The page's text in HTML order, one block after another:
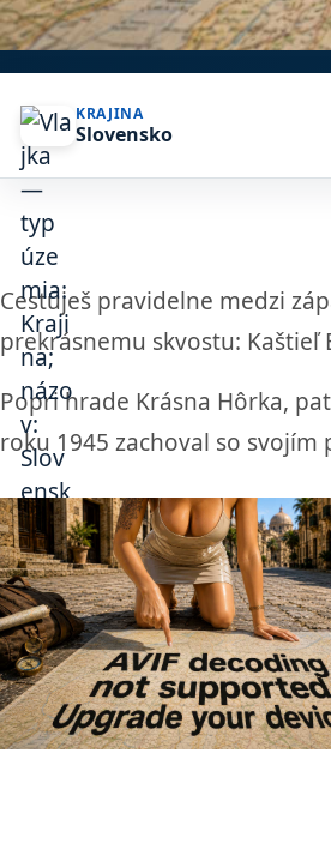
KRAJINA
Slovensko
Cestuješ pravidelne medzi
prekrásnemu skvostu: Kaštieľ
Popri hrade Krásna Hôrka,
roku 1945 zachoval so